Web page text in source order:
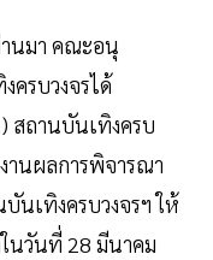
นมา คณะอนุ
ครบวงจรได้
สถานบันเทิงครบ
านผลการพิจารณา
นเทิงครบวงจรฯ ให้
นวันที่ 28 มีนาคม